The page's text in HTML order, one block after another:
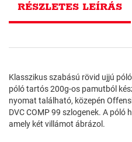
RÉSZLETES LEÍRÁS
Klasszikus szabású rövid ujjú
póló tartós 200g-os pamutból
nyomat található, közepén
DVC COMP 99 szlogenek. A póló
amely két villámot ábrázol.